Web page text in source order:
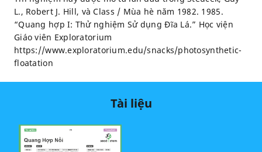
L., Robert J. Hill, và Class / Mùa hè năm 1982. 1985.
“Quang hợp I: Thử nghiệm Sử dụng Đĩa Lá.” Học viện
Giáo viên Exploratorium
https://www.exploratorium.edu/snacks/photosynthetic-
floatation
Tài liệu